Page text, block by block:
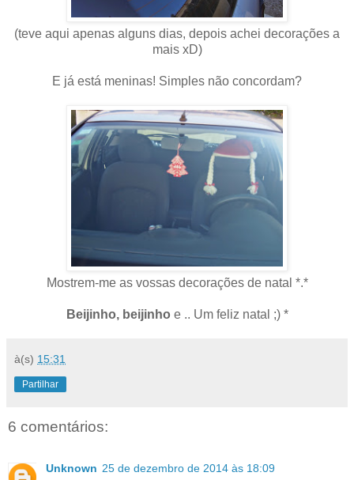
(teve aqui apenas alguns dias, depois achei decorações a
mais xD)
E já está meninas! Simples não concordam?
Mostrem-me as vossas decorações de natal *.*
Beijinho, beijinho e .. Um feliz natal ;) *
à(s) 15:31
Partilhar
6 comentários:
Unknown 25 de dezembro de 2014 às 18:09